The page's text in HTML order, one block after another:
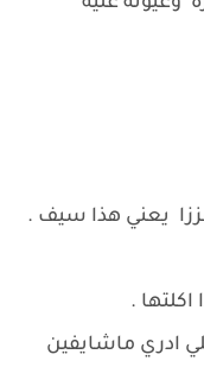
يعني هذا سيف .
.
ادري ماشايفين